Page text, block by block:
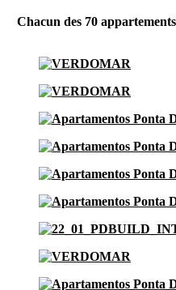
Chacun des 70